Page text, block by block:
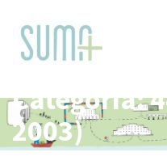
content
Categoría:
2003)